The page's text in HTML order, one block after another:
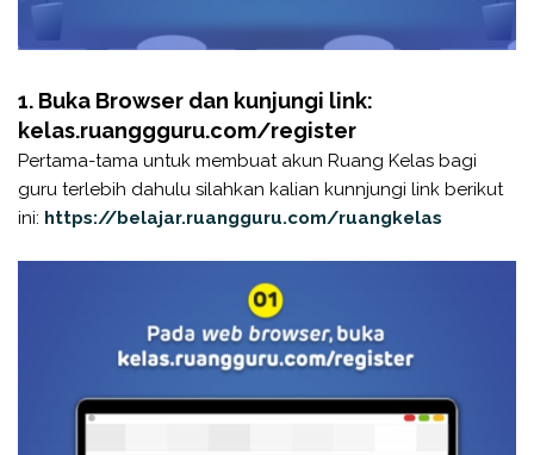
1. Buka Browser dan kunjungi link:
kelas.ruanggguru.com/register
Pertama-tama untuk membuat akun Ruang Kelas bagi
guru terlebih dahulu silahkan kalian kunnjungi link berikut
ini: https://belajar.ruangguru.com/ruangkelas